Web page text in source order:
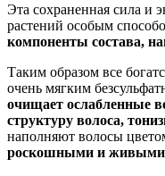
Эта сохраненная сила и
растений особым
компоненты состава,
Таким образом все
очень мягким
очищает ослабленные
структуру волоса,
наполняют волосы
роскошными и